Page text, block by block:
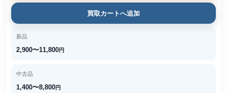
買取カートへ追加
新品
2,900〜11,800円
中古品
1,400〜8,800円